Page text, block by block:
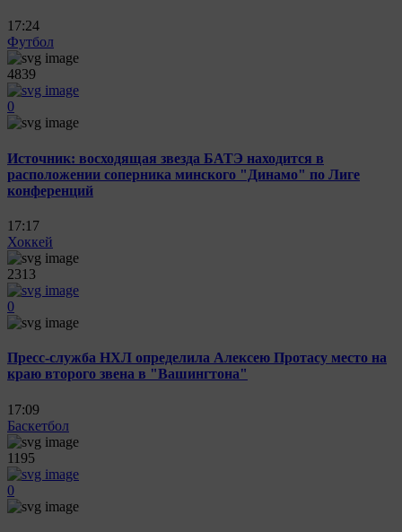
17:24
Футбол
4839
0
Источник: восходящая звезда БАТЭ находится в
расположении соперника минского "Динамо" по Лиге
конференций
17:17
Хоккей
2313
0
Пресс-служба НХЛ определила Алексею Протасу место на
краю второго звена в "Вашингтона"
17:09
Баскетбол
1195
0